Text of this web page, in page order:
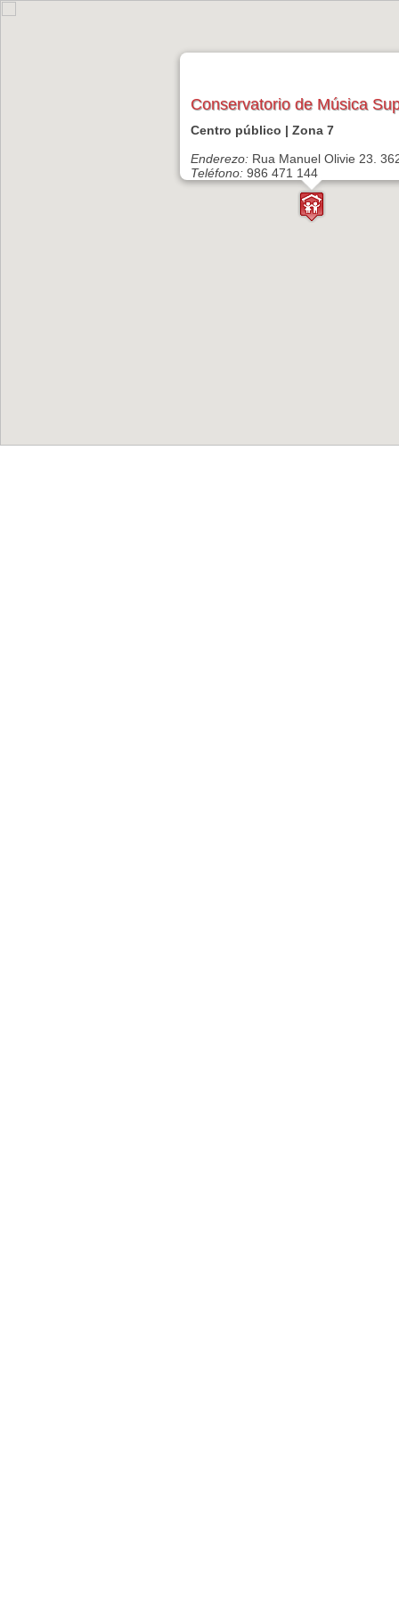
Conservatorio de Música
Centro público | Zona 7
Enderezo: Rua Manuel Olivie 23.
Teléfono: 986 471 144